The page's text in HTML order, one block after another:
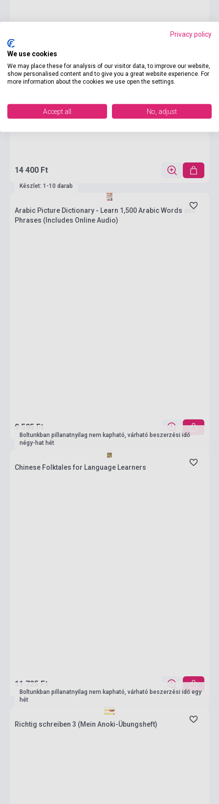
14 400 Ft
Készlet: 1-10 darab
Arabic Picture Dictionary - Learn 1,500 Arabic Words and
Phrases (Includes Online Audio)
9 595 Ft
Boltunkban pillanatnyilag nem kapható, várható beszerzési idő
négy-hat hét
Chinese Folktales for Language Learners
11 725 Ft
Boltunkban pillanatnyilag nem kapható, várható beszerzési idő egy
hét
Richtig schreiben 3 (Mein Anoki-Übungsheft)
Privacy policy
We use cookies
We may place these for analysis of our visitor data, to improve our website,
show personalised content and to give you a great website experience. For
more information about the cookies we use open the settings.
Accept all No, adjust